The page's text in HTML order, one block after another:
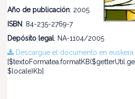
Año de publicación: 2005
ISBN: 84-235-2769-7
Depósito legal: NA-1104/2005
Descargue el documento en euskera
$locale)Kb]